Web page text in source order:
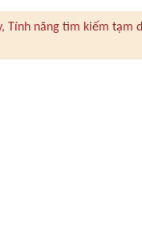
Tính năng tìm kiếm